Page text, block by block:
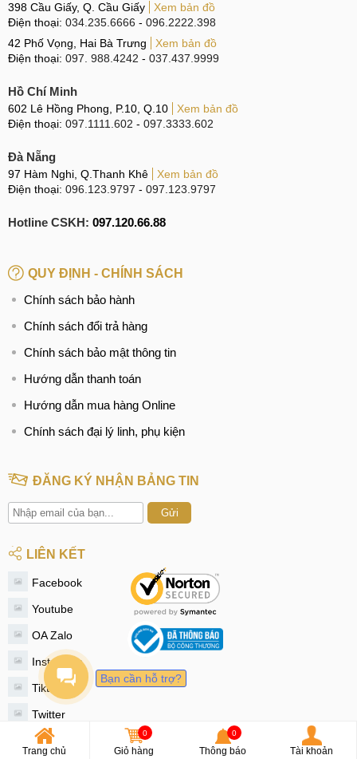
398 Cầu Giấy, Q. Cầu Giấy
Xem bản đồ
Điện thoại: 034.235.6666 - 096.2222.398
42 Phố Vọng, Hai Bà Trưng
Xem bản đồ
Điện thoại: 097. 988.4242 - 037.437.9999
Hồ Chí Minh
602 Lê Hồng Phong, P.10, Q.10
Xem bản đồ
Điện thoại: 097.1111.602 - 097.3333.602
Đà Nẵng
97 Hàm Nghi, Q.Thanh Khê
Xem bản đồ
Điện thoại: 096.123.9797 - 097.123.9797
Hotline CSKH: 097.120.66.88
QUY ĐỊNH - CHÍNH SÁCH
Chính sách bảo hành
Chính sách đổi trả hàng
Chính sách bảo mật thông tin
Hướng dẫn thanh toán
Hướng dẫn mua hàng Online
Chính sách đại lý linh, phụ kiện
ĐĂNG KÝ NHẬN BẢNG TIN
Gửi
LIÊN KẾT
Facebook
Youtube
OA Zalo
Instagram
Tiktok
Twitter
© 2020 - MobileCity
Trang chủ
0
Giỏ hàng
0
Thông báo Tài khoản
Bạn cần hỗ trợ?